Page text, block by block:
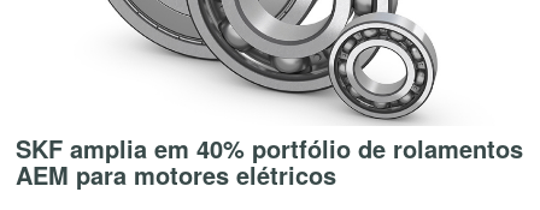
SKF amplia em 40% portfólio de rolamentos
AEM para motores elétricos